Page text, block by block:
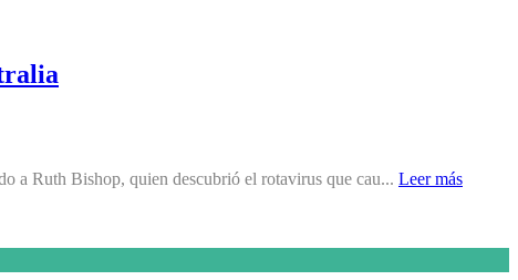
a Ruth Bishop, quien descubrió el rotavirus que cau... Leer más